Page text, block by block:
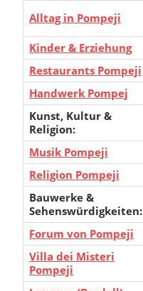
Alltag in Pompeji
Kinder & Erziehung
Restaurants Pompeji
Handwerk Pompej
Kunst, Kultur &
Religion:
Musik Pompeji
Religion Pompeji
Bauwerke &
Sehenswürdigkeiten:
Forum von Pompeji
Villa dei Misteri
Pompeji